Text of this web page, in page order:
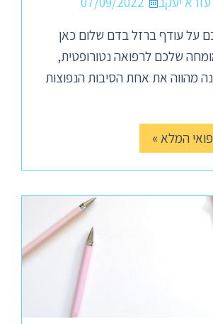
על עודף ברזל בדם שלום כאן
שלכם לרפואה נטורופטית,
מהווה את אחת הסיבות הנפוצות
המלא »